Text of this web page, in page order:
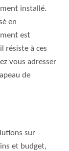
installé.
en
est
résiste à ces
vous adresser
de
sur
et budget,